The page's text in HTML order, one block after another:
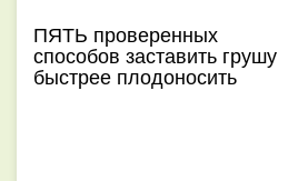
ПЯТЬ проверенных
способов заставить грушу
быстрее плодоносить